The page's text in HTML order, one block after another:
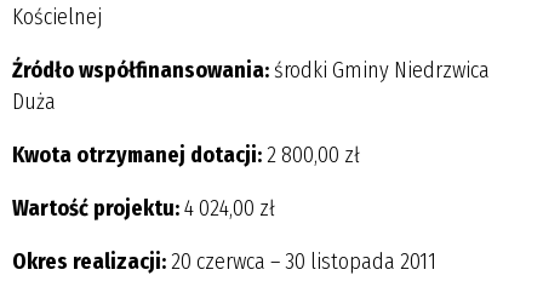
Kościelnej
Źródło współfinansowania: środki Gminy Niedrzwica
Duża
Kwota otrzymanej dotacji:2 800,00 zł
Wartość projektu:4 024,00 zł
Okres realizacji:20 czerwca – 30 listopada 2011